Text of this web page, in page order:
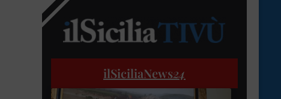
ilSiciliaNews24